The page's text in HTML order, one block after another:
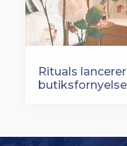
butiksfornyelser